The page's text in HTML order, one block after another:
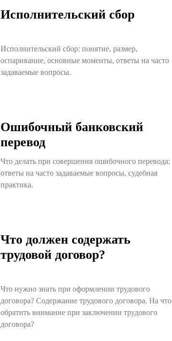
Исполнительский сбор
Исполнительский сбор: понятие, размер,
оспаривание, основные моменты, ответы на часто
задаваемые вопросы.
Ошибочный банковский
перевод
Что делать при совершения ошибочного перевода:
ответы на часто задаваемые вопросы, судебная
практика.
Что должен содержать
трудовой договор?
Что нужно знать при оформлении трудового
договора? Содержание трудового договора. На что
обратить внимание при заключении трудового
договора?